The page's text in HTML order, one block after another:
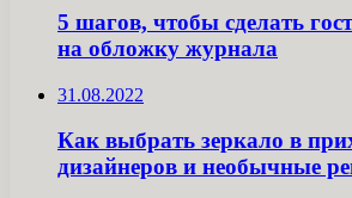
5 шагов, чтобы сделать
на обложку журнала
31.08.2022
Как выбрать зеркало в
дизайнеров и необычные